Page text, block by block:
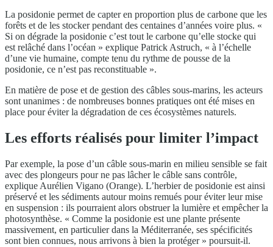
La posidonie permet de capter en proportion plus de carbone que les
forêts et de les stocker pendant des centaines d’années voire plus. «
Si on dégrade la posidonie c’est tout le carbone qu’elle stocke qui
est relâché dans l’océan » explique Patrick Astruch, « à l’échelle
d’une vie humaine, compte tenu du rythme de pousse de la
posidonie, ce n’est pas reconstituable ».
En matière de pose et de gestion des câbles sous-marins, les acteurs
sont unanimes : de nombreuses bonnes pratiques ont été mises en
place pour éviter la dégradation de ces écosystèmes naturels.
Les efforts réalisés pour limiter l’impact
Par exemple, la pose d’un câble sous-marin en milieu sensible se fait
avec des plongeurs pour ne pas lâcher le câble sans contrôle,
explique Aurélien Vigano (Orange). L’herbier de posidonie est ainsi
préservé et les sédiments autour moins remués pour éviter leur mise
en suspension : ils pourraient alors obstruer la lumière et empêcher la
photosynthèse. « Comme la posidonie est une plante présente
massivement, en particulier dans la Méditerranée, ses spécificités
sont bien connues, nous arrivons à bien la protéger » poursuit-il.